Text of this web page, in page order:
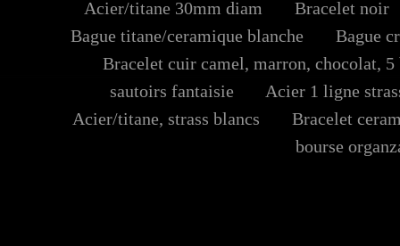
Acier/titane 30mm diam
Bracelet noir
Bague titane/ceramique blanche
Bague
Bracelet cuir camel, marron, chocolat, 5
sautoirs fantaisie
Acier 1 ligne
Acier/titane, strass blancs
Bracelet
bourse